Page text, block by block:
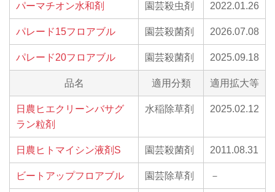
パーマチオン水和剤 園芸殺虫剤 2022.01.26
パレード15フロアブル 園芸殺菌剤 2026.07.08
パレード20フロアブル 園芸殺菌剤 2025.09.18
品名 適用分類 適用拡大等
日農ヒエクリーンバサグ
ラン粒剤
水稲除草剤 2025.02.12
日農ヒトマイシン液剤S 園芸殺菌剤 2011.08.31
ビートアップフロアブル 園芸除草剤 －